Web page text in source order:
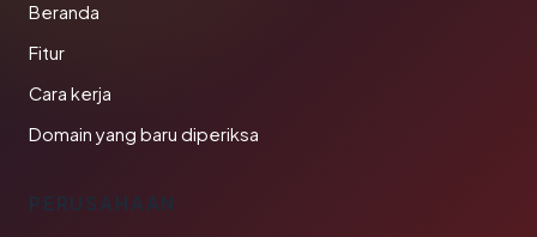
Beranda
Fitur
Cara kerja
Domain yang baru diperiksa
PERUSAHAAN